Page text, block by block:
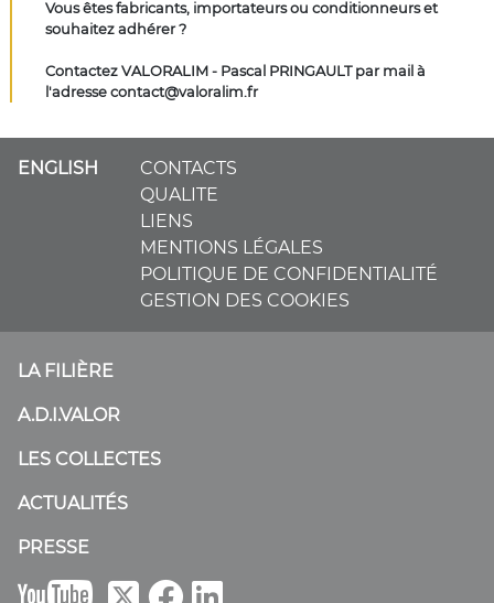
Vous êtes fabricants, importateurs ou conditionneurs et
souhaitez adhérer ?
Contactez VALORALIM - Pascal PRINGAULT par mail à
l'adresse contact@valoralim.fr
ENGLISH
CONTACTS
QUALITE
LIENS
MENTIONS LÉGALES
POLITIQUE DE CONFIDENTIALITÉ
GESTION DES COOKIES
LA FILIÈRE
A.D.I.VALOR
LES COLLECTES
ACTUALITÉS
PRESSE